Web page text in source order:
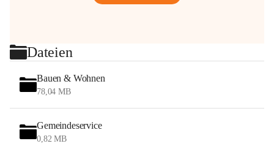
Dateien
Bauen & Wohnen
78,04 MB
Gemeindeservice
0,82 MB